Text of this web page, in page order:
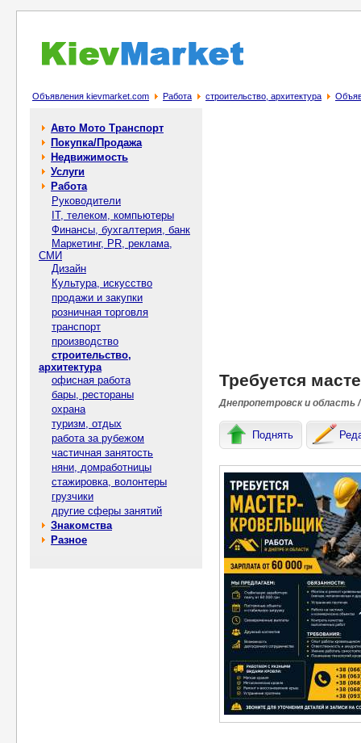
Объявления kievmarket.com Работа строительство, архитектура
Авто Мото Транспорт
Покупка/Продажа
Недвижимость
Услуги
Работа
Руководители
IT, телеком, компьютеры
Финансы, бухгалтерия, банк
Маркетинг, PR, реклама,
СМИ
Дизайн
Культура, искусство
продажи и закупки
розничная торговля
транспорт
производство
строительство,
архитектура
офисная работа
бары, рестораны
охрана
туризм, отдых
работа за рубежом
частичная занятость
няни, домработницы
стажировка, волонтеры
грузчики
другие сферы занятий
Знакомства
Разное
Требуется
Днепропетровск и область
Поднять